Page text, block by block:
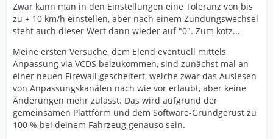
Zwar kann man in den Einstellungen eine Toleranz von bis
zu + 10 km/h einstellen, aber nach einem Zündungswechsel
steht auch dieser Wert dann wieder auf "0". Zum kotz...
Meine ersten Versuche, dem Elend eventuell mittels
Anpassung via VCDS beizukommen, sind zunächst mal an
einer neuen Firewall gescheitert, welche zwar das Auslesen
von Anpassungskanälen nach wie vor erlaubt, aber keine
Änderungen mehr zulässt. Das wird aufgrund der
gemeinsamen Plattform und dem Software-Grundgerüst zu
100 % bei deinem Fahrzeug genauso sein.